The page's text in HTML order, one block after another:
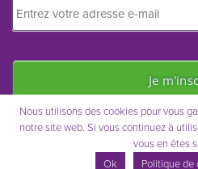
Immo Saint-
Nous utilisons des cookies pour vous
notre site web. Si vous continuez à
vous en êtes
Ok
Politique